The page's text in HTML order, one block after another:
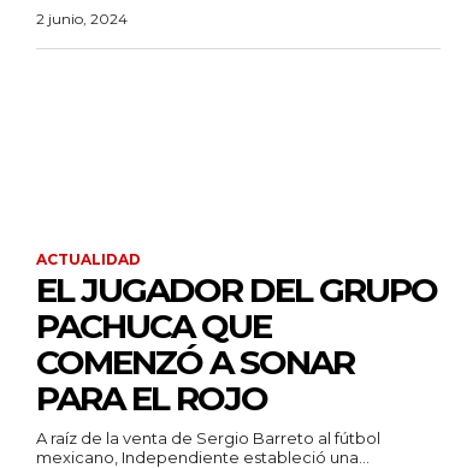
2 junio, 2024
ACTUALIDAD
EL JUGADOR DEL GRUPO
PACHUCA QUE
COMENZÓ A SONAR
PARA EL ROJO
A raíz de la venta de Sergio Barreto al fútbol
mexicano, Independiente estableció una...